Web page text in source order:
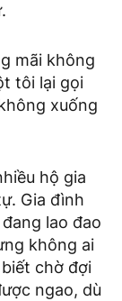
mãi không
tôi lại gọi
xuống
hộ gia
Gia đình
lao đao
không ai
chờ đợi
ngao, dù